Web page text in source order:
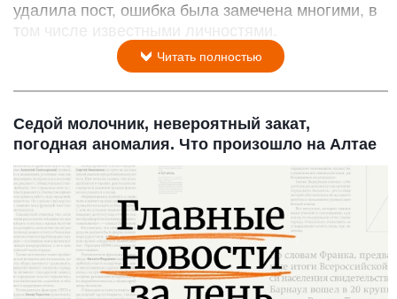
удалила пост, ошибка была замечена многими, в
том числе известными личностями.
Читать полностью
Седой молочник, невероятный закат,
погодная аномалия. Что произошло на Алтае